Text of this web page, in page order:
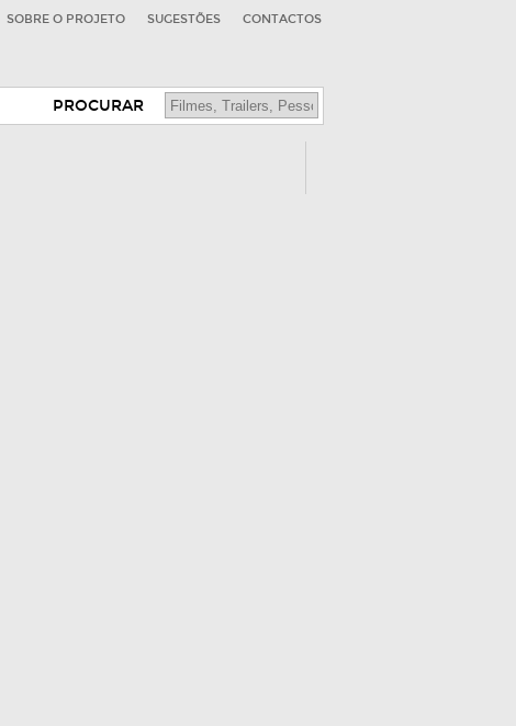
SOBRE O PROJETO SUGESTÕES CONTACTOS
PROCURAR